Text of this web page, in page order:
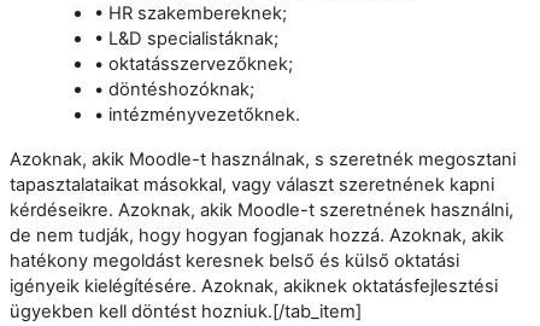
• HR szakembereknek;
• L&D specialistáknak;
• oktatásszervezőknek;
• döntéshozóknak;
• intézményvezetőknek.
Azoknak, akik Moodle-t használnak, s szeretnék megosztani
tapasztalataikat másokkal, vagy választ szeretnének kapni
kérdéseikre. Azoknak, akik Moodle-t szeretnének használni,
de nem tudják, hogy hogyan fogjanak hozzá. Azoknak, akik
hatékony megoldást keresnek belső és külső oktatási
igényeik kielégítésére. Azoknak, akiknek oktatásfejlesztési
ügyekben kell döntést hozniuk.[/tab_item]